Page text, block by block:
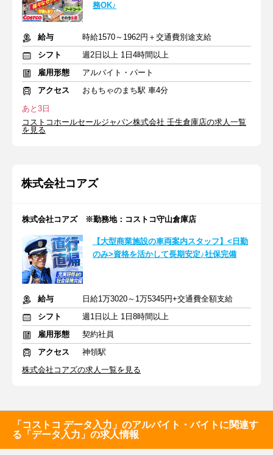
務OK♪
給与
時給1570～1962円＋交通費別途支給
シフト
週2日以上 1日4時間以上
雇用形態
アルバイト・パート
アクセス
おもちゃのまち駅 車4分
あと3日
コストコホールセールジャパン株式会社 壬生倉庫店の求人一覧
を見る
株式会社コアズ
株式会社コアズ ※勤務地：コストコ守山倉庫店
【大型商業施設の車両案内スタッフ】<日勤
のみ>資格を活かして長期安定♪社保完備
給与
日給1万3020～1万5345円+交通費全額支給
シフト
週1日以上 1日8時間以上
雇用形態
契約社員
アクセス
神領駅
株式会社コアズの求人一覧を見る
「コストコ データ入力」のアルバイト・バイトに関連す
る「データ入力」の求人情報